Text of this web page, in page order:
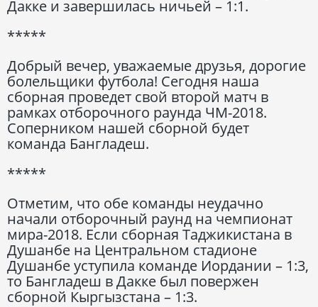
Дакке и завершилась ничьей – 1:1.
*****
Добрый вечер, уважаемые друзья, дорогие
болельщики футбола! Сегодня наша
сборная проведет свой второй матч в
рамках отборочного раунда ЧМ-2018.
Соперником нашей сборной будет
команда Бангладеш.
*****
Отметим, что обе команды неудачно
начали отборочный раунд на чемпионат
мира-2018. Если сборная Таджикистана в
Душанбе на Центральном стадионе
Душанбе уступила команде Иордании – 1:3,
то Бангладеш в Дакке был повержен
сборной Кыргызстана – 1:3.